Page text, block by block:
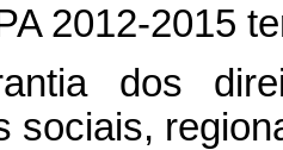
2012-2015
dos
sociais,